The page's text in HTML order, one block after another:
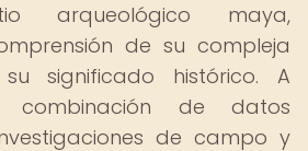
arqueológico maya,
de su compleja
significado histórico. A
de datos
de campo y